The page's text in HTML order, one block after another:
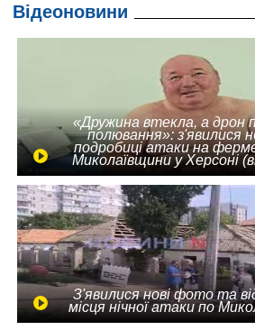
Відеоновини
«Дружина втекла, а дрон
полювання»: з'явилися
подробиці атаки на
Миколаївщини у Херсоні
З'явилися нові фото та
місця нічної атаки по